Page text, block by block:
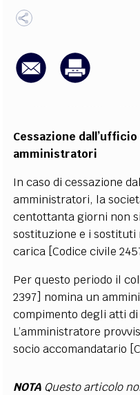
CODICI RUBRICHE
Cessazione
amministratori
In caso di cessazione
amministratori, la
centottanta giorni non
sostituzione e i
carica [Codice civile
Per questo periodo il
2397] nomina un
compimento degli atti
L’amministratore
socio accomandatario
NOTA Questo articolo